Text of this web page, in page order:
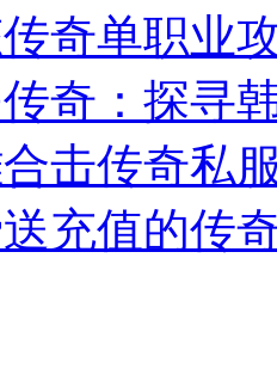
奇单职业
奇：探寻
击传奇私
充值的传